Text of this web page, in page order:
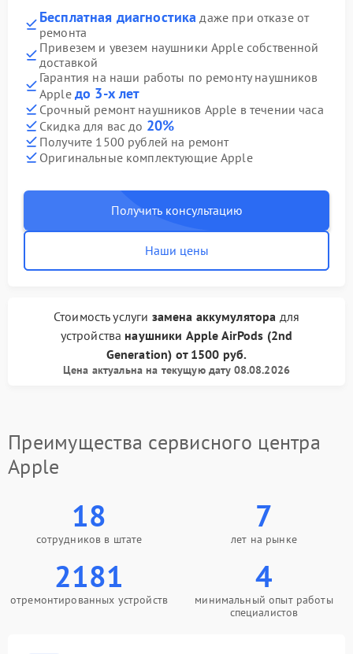
Бесплатная диагностика даже при отказе от
ремонта
Привезем и увезем наушники Apple собственной
доставкой
Гарантия на наши работы по ремонту наушников
Apple до 3-х лет
Срочный ремонт наушников Apple в течении часа
Скидка для вас до 20%
Получите 1500 рублей на ремонт
Оригинальные комплектующие Apple
Получить консультацию
Наши цены
Стоимость услуги замена аккумулятора для
устройства наушники Apple AirPods (2nd
Generation) от 1500 руб.
Цена актуальна на текущую дату 08.08.2026
Преимущества сервисного центра
Apple
18
сотрудников в штате
7
лет на рынке
2181
отремонтированных устройств
4
минимальный опыт работы
специалистов